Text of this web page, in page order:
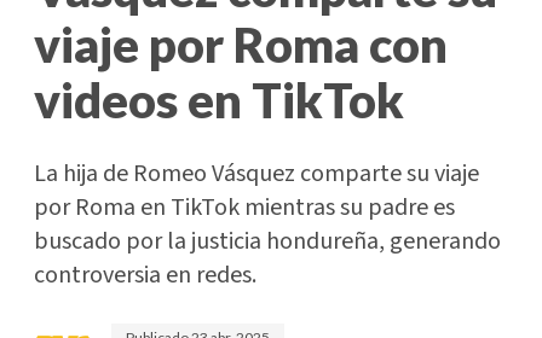
viaje por Roma con
videos en TikTok
La hija de Romeo Vásquez comparte su viaje
por Roma en TikTok mientras su padre es
buscado por la justicia hondureña, generando
controversia en redes.